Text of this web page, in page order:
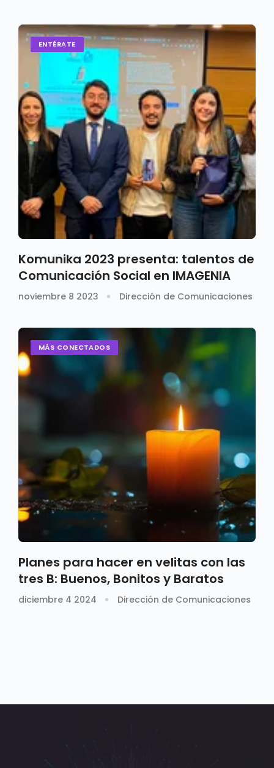
ENTÉRATE
Komunika 2023 presenta: talentos de
Comunicación Social en IMAGENIA
noviembre 8 2023 Dirección de Comunicaciones
MÁS CONECTADOS
Planes para hacer en velitas con las
tres B: Buenos, Bonitos y Baratos
diciembre 4 2024 Dirección de Comunicaciones